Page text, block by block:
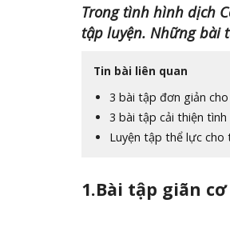
Trong tình hình dịch
tập luyện. Những bài
Tin bài liên quan
3 bài tập đơn giản
3 bài tập cải thiện
Luyện tập thể lực cho
1.Bài tập giãn